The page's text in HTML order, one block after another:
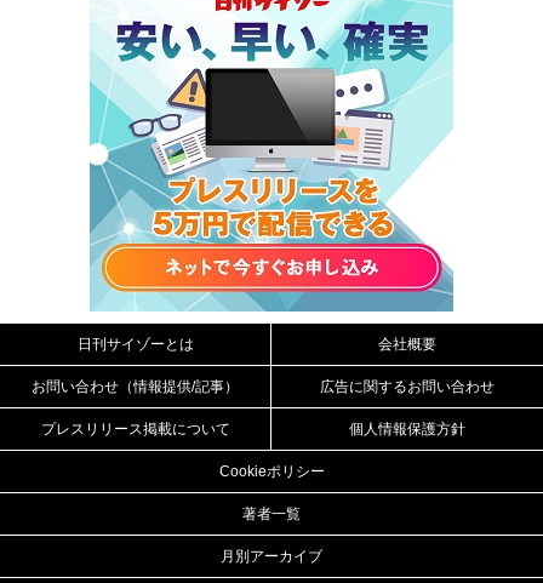
日刊サイゾーとは 会社概要
お問い合わせ（情報提供/記事） 広告に関するお問い合わせ
プレスリリース掲載について 個人情報保護方針
Cookieポリシー
著者一覧
月別アーカイブ